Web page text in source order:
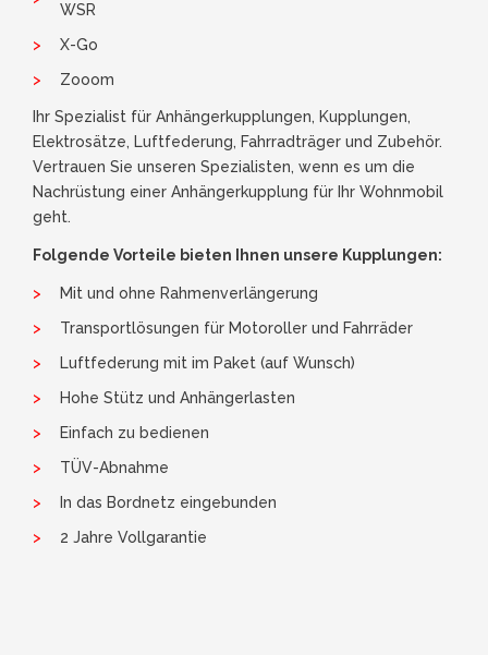
WSR
X-Go
Zooom
Ihr Spezialist für Anhängerkupplungen, Kupplungen,
Elektrosätze, Luftfederung, Fahrradträger und Zubehör.
Vertrauen Sie unseren Spezialisten, wenn es um die
Nachrüstung einer Anhängerkupplung für Ihr Wohnmobil
geht.
Folgende Vorteile bieten Ihnen unsere Kupplungen:
Mit und ohne Rahmenverlängerung
Transportlösungen für Motoroller und Fahrräder
Luftfederung mit im Paket (auf Wunsch)
Hohe Stütz und Anhängerlasten
Einfach zu bedienen
TÜV-Abnahme
In das Bordnetz eingebunden
2 Jahre Vollgarantie